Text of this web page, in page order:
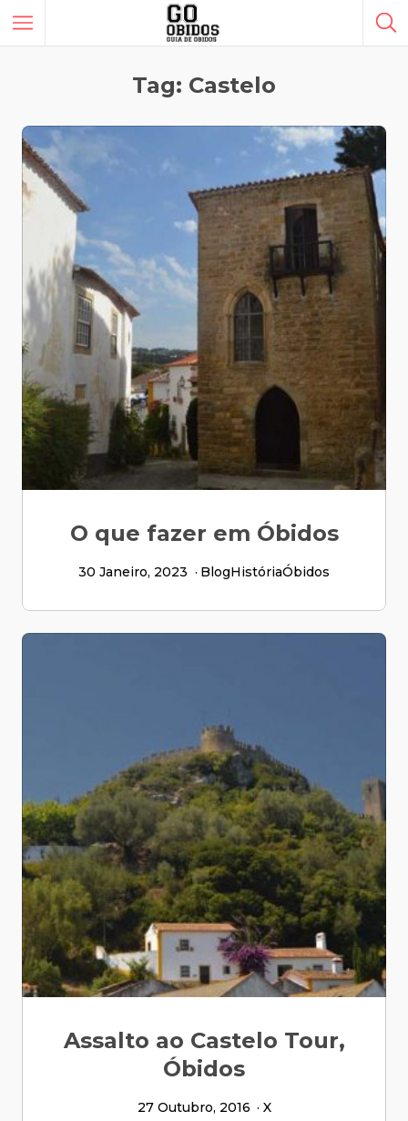
Tag: Castelo
O que fazer em Óbidos
30 Janeiro, 2023 BlogHistóriaÓbidos
Assalto ao Castelo Tour,
Óbidos
27 Outubro, 2016 X